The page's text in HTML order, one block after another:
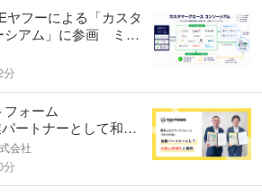
ヤフーによる「カスタ
シアム」に参画 ミニ
サービスを提供開始
分
ォーム
パートナーとして和歌
会社
分